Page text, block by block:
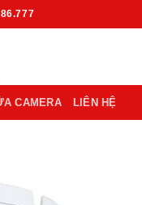
CAMERA LIÊN HỆ